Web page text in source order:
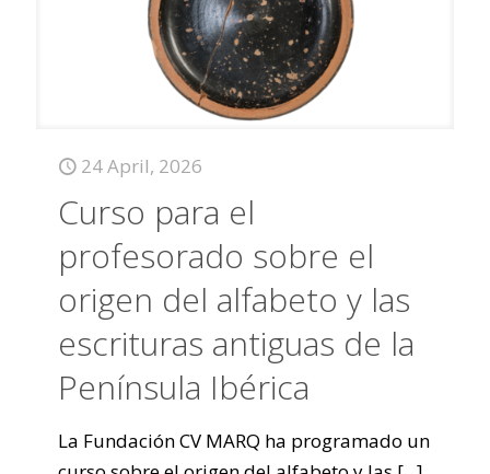
24 April, 2026
Curso para el
profesorado sobre el
origen del alfabeto y las
escrituras antiguas de la
Península Ibérica
La Fundación CV MARQ ha programado un